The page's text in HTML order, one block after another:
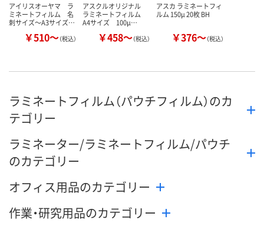
アイリスオーヤマ ラ
ミネートフィルム 名
刺サイズ～A3サイズ…
￥510～（税込）
アスクルオリジナル
ラミネートフィルム
A4サイズ 100μ…
￥458～（税込）
アスカ ラミネートフィ
ルム 150μ 20枚 BH
￥376～（税込）
ラミネートフィルム（パウチフィルム）のカ
テゴリー
ラミネーター/ラミネートフィルム/パウチ
のカテゴリー
オフィス用品のカテゴリー
作業・研究用品のカテゴリー